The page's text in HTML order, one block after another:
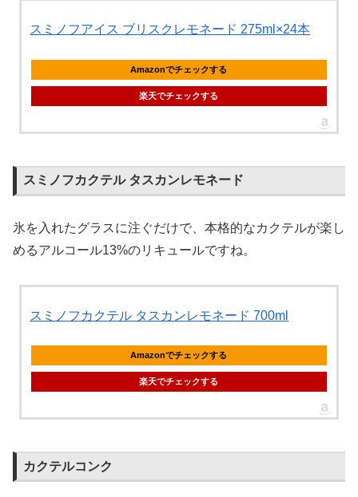
スミノフアイス ブリスクレモネード 275ml×24本
Amazonでチェックする
楽天でチェックする
スミノフカクテル タスカンレモネード
氷を入れたグラスに注ぐだけで、本格的なカクテルが楽し
めるアルコール13%のリキュールですね。
スミノフカクテル タスカンレモネード 700ml
Amazonでチェックする
楽天でチェックする
カクテルコンク